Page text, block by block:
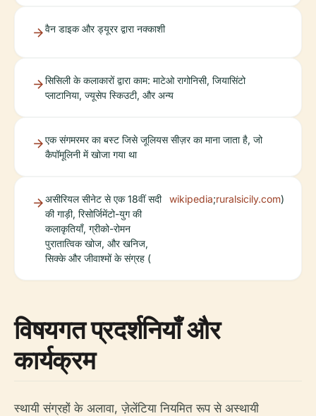
वैन डाइक और ड्यूरर द्वारा नक्काशी
सिसिली के कलाकारों द्वारा काम: माटेओ रागोनिसी, जियासिंटो
प्लाटानिया, ज्यूसेप स्किउटी, और अन्य
एक संगमरमर का बस्ट जिसे जूलियस सीज़र का माना जाता है, जो
कैपॉमूलिनी में खोजा गया था
असीरियल सीनेट से एक 18वीं सदी
की गाड़ी, रिसोर्जिमेंटो-युग की
कलाकृतियाँ, ग्रीको-रोमन
पुरातात्विक खोज, और खनिज,
सिक्के और जीवाश्मों के संग्रह (
wikipedia;ruralsicily.com)
विषयगत प्रदर्शनियाँ और
कार्यक्रम
स्थायी संग्रहों के अलावा, ज़ेलेंटिया नियमित रूप से अस्थायी